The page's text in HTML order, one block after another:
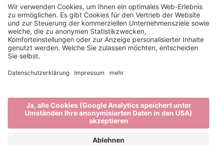
Brixen Tourismus
Privacy
Impressum
Förderungen
produced by